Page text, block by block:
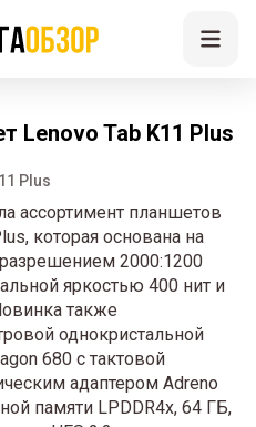
Lenovo Tab K11 Plus
Plus
ассортимент планшетов
которая основана на
2000:1200
яркостью 400 нит и
также
однокристальной
680 с тактовой
адаптером Adreno
памяти LPDDR4x, 64 ГБ,